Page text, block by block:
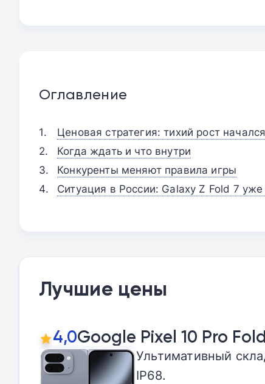
Оглавление
Ценовая стратегия: тихий рост
Когда ждать и что внутри
Конкуренты меняют правила игры
Ситуация в России: Galaxy Z Fold 7
Лучшие цены
4,0Google Pixel 10 Pro Fold
Ультимативный
IP68.